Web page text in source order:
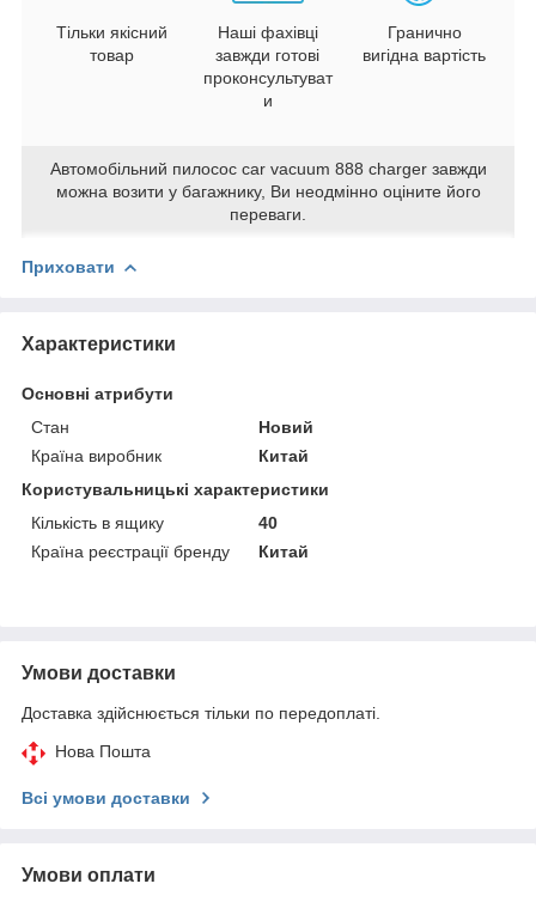
Тільки якісний
товар
Наші фахівці
завжди готові
проконсультуват
и
Гранично
вигідна вартість
Автомобільний пилосос car vacuum 888 charger завжди
можна возити у багажнику, Ви неодмінно оціните його
переваги.
Приховати
Характеристики
Основні атрибути
Стан
Новий
Країна виробник
Китай
Користувальницькі характеристики
Кількість в ящику
40
Країна реєстрації бренду
Китай
Умови доставки
Доставка здійснюється тільки по передоплаті.
Нова Пошта
Всі умови доставки
Умови оплати